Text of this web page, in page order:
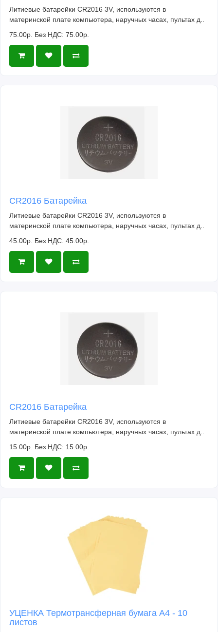
Литиевые батарейки CR2016 3V, используются в
материнской плате компьютера, наручных часах, пультах д..
75.00р. Без НДС: 75.00р.
CR2016 Батарейка
Литиевые батарейки CR2016 3V, используются в
материнской плате компьютера, наручных часах, пультах д..
45.00р. Без НДС: 45.00р.
CR2016 Батарейка
Литиевые батарейки CR2016 3V, используются в
материнской плате компьютера, наручных часах, пультах д..
15.00р. Без НДС: 15.00р.
УЦЕНКА Термотрансферная бумага А4 - 10
листов